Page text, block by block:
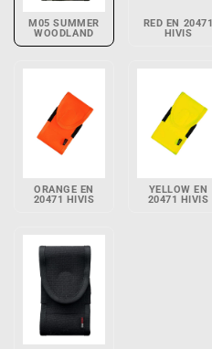
M05 SUMMER
WOODLAND
RED EN 20471
HIVIS
ORANGE EN
20471 HIVIS
YELLOW EN
20471 HIVIS